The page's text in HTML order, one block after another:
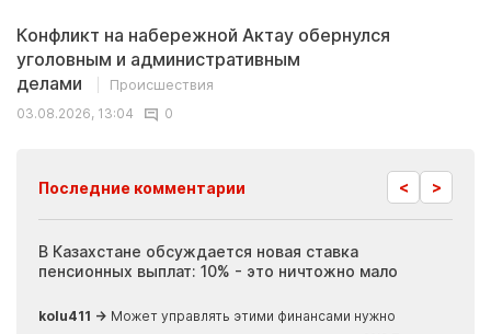
Конфликт на набережной Актау обернулся
уголовным и административным
делами
Происшествия
03.08.2026, 13:04
0
Последние комментарии < >
В Казахстане обсуждается новая ставка
пенсионных выплат: 10% - это ничтожно мало
kolu411 → Может управлять этими финансами нужно